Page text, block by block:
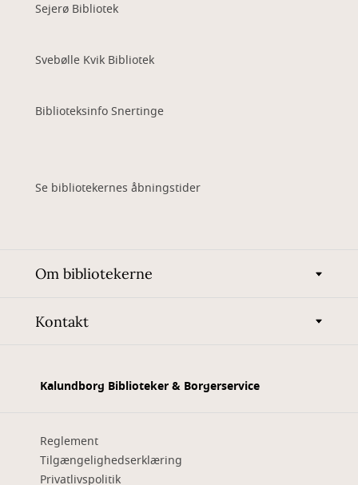
Sejerø Bibliotek
Svebølle Kvik Bibliotek
Biblioteksinfo Snertinge
Se bibliotekernes åbningstider
Om bibliotekerne
Kontakt
Kalundborg Biblioteker & Borgerservice
Reglement
Tilgængelighedserklæring
Privatlivspolitik